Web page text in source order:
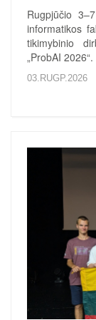
Rugpjūčio
informatikos
tikimybinio
„ProbAI 2026“.
03.RUGP.2026